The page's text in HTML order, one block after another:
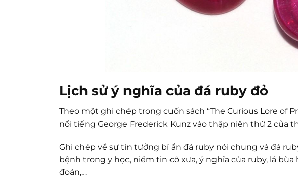
Lịch sử ý nghĩa của đá ruby đỏ
Theo một ghi chép trong cuốn sách “The Curious Lore of
nổi tiếng George Frederick Kunz vào thập niên thứ 2 của
Ghi chép về sự tin tưởng bí ẩn đá ruby nói chung và đá
bệnh trong y học, niềm tin cổ xưa, ý nghĩa của ruby, lá
đoán,…